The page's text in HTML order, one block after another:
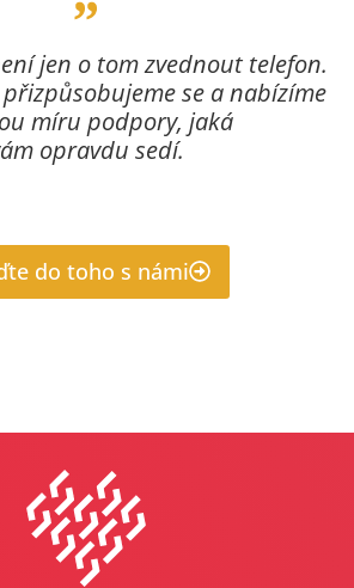
jen o tom zvednout telefon.
se a nabízíme
míru podpory, jaká
opravdu sedí.
do toho s námi